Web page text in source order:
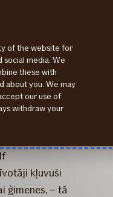
kļuvuši
ģimenes, – tā
of the website for
social media. We
these with
about you. We may
our use of
withdraw your